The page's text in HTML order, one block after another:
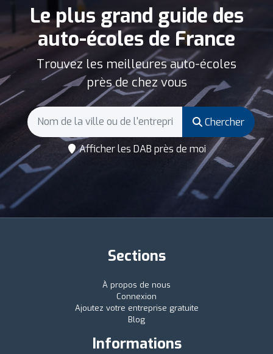
Le plus grand guide des
auto-écoles de France
Trouvez les meilleures auto-écoles
près de chez vous
Chercher
Afficher les DAB près de moi
Sections
À propos de nous
Connexion
Ajoutez votre entreprise gratuite
Blog
Informations